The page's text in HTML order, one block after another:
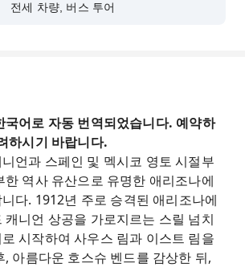
전세 차량, 버스 투어
국어로 자동 번역되었습니다. 예약하
하시기 바랍니다.
언과 스페인 및 멕시코 영토 시절부
한 역사 유산으로 유명한 애리조나에
다. 1912년 주로 승격된 애리조나에
캐니언 상공을 가로지르는 스릴 넘치
시작하여 사우스 림과 이스트 림을
, 아름다운 호스슈 벤드를 감상한 뒤,